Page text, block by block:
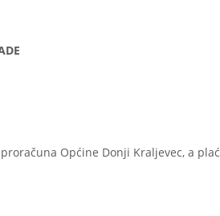
Općine Donji Kraljevec, a